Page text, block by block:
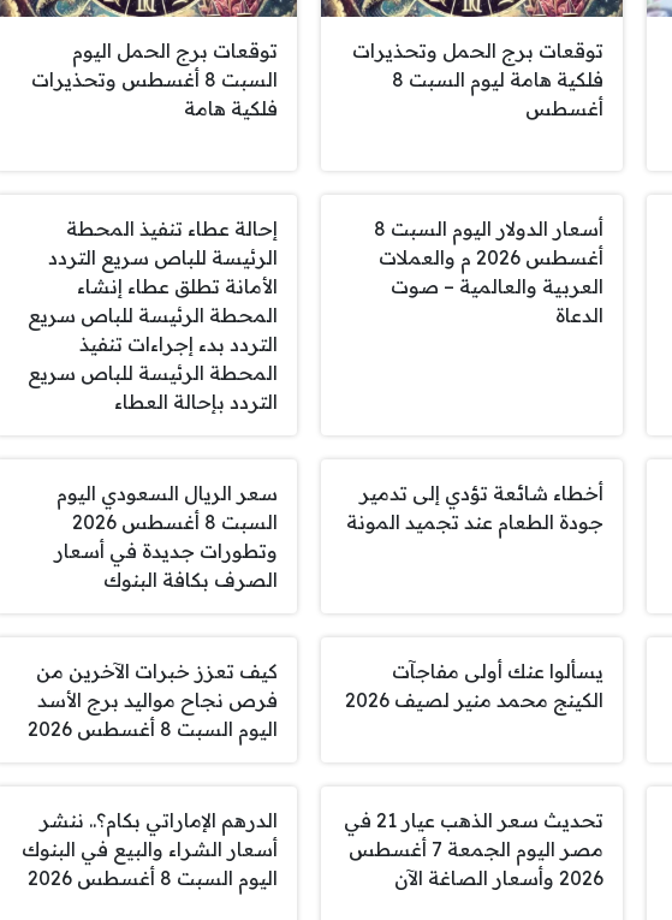
توقعات برج الحمل وتحذيرات
فلكية هامة ليوم السبت 8
أغسطس
توقعات برج الحمل اليوم
السبت 8 أغسطس وتحذيرات
فلكية هامة
أسعار الدولار اليوم السبت 8
أغسطس 2026 م والعملات
العربية والعالمية – صوت
الدعاة
إحالة عطاء تنفيذ المحطة
الرئيسة للباص سريع التردد
الأمانة تطلق عطاء إنشاء
المحطة الرئيسة للباص سريع
التردد بدء إجراءات تنفيذ
المحطة الرئيسة للباص سريع
التردد بإحالة العطاء
أخطاء شائعة تؤدي إلى تدمير
جودة الطعام عند تجميد المونة
سعر الريال السعودي اليوم
السبت 8 أغسطس 2026
وتطورات جديدة في أسعار
الصرف بكافة البنوك
يسألوا عنك أولى مفاجآت
الكينج محمد منير لصيف 2026
كيف تعزز خبرات الآخرين من
فرص نجاح مواليد برج الأسد
اليوم السبت 8 أغسطس 2026
تحديث سعر الذهب عيار 21 في
مصر اليوم الجمعة 7 أغسطس
2026 وأسعار الصاغة الآن
الدرهم الإماراتي بكام؟.. ننشر
أسعار الشراء والبيع في البنوك
اليوم السبت 8 أغسطس 2026